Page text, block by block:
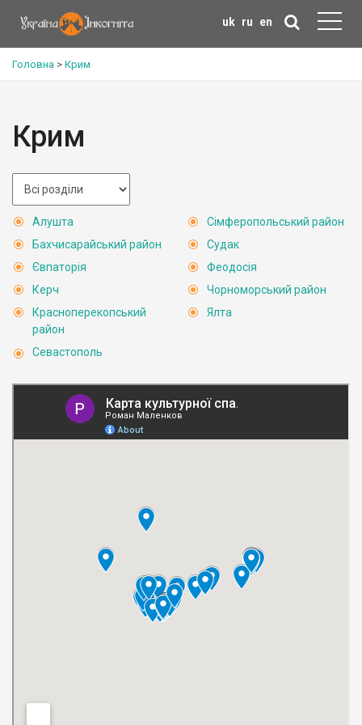
uk ru en
Головна > Крим
Крим
Алушта
Бахчисарайський район
Євпаторія
Керч
Красноперекопський
район
Севастополь
Сімферопольський район
Судак
Феодосія
Чорноморський район
Ялта